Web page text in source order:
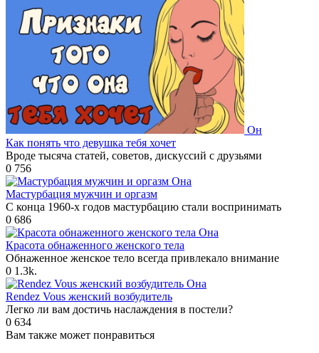
Он
Как понять что девушка тебя хочет
Вроде тысяча статей, советов, дискуссий с друзьями
0 756
Она
Мастурбация мужчин и оргазм
С конца 1960-х годов мастурбацию стали воспринимать
0 686
Она
Красота обнаженного женского тела
Обнаженное женское тело всегда привлекало внимание
0 1.3k.
Она
Rendez Vous женский возбудитель
Легко ли вам достичь наслаждения в постели?
0 634
Вам также может понравиться